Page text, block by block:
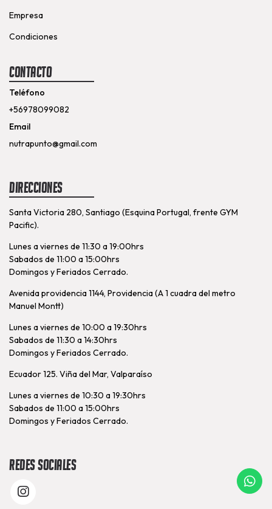
Empresa
Condiciones
Contacto
Teléfono
+56978099082
Email
nutrapunto@gmail.com
Direcciones
Santa Victoria 280, Santiago (Esquina Portugal, frente GYM
Pacific).
Lunes a viernes de 11:30 a 19:00hrs
Sabados de 11:00 a 15:00hrs
Domingos y Feriados Cerrado.
Avenida providencia 1144, Providencia (A 1 cuadra del metro
Manuel Montt)
Lunes a viernes de 10:00 a 19:30hrs
Sabados de 11:30 a 14:30hrs
Domingos y Feriados Cerrado.
Ecuador 125. Viña del Mar, Valparaíso
Lunes a viernes de 10:30 a 19:30hrs
Sabados de 11:00 a 15:00hrs
Domingos y Feriados Cerrado.
Redes Sociales